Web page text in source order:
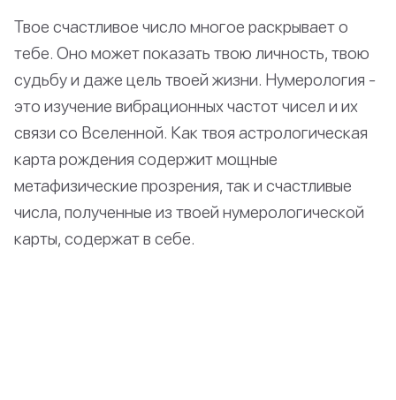
Твое счастливое число многое раскрывает о
тебе. Оно может показать твою личность, твою
судьбу и даже цель твоей жизни. Нумерология -
это изучение вибрационных частот чисел и их
связи со Вселенной. Как твоя астрологическая
карта рождения содержит мощные
метафизические прозрения, так и счастливые
числа, полученные из твоей нумерологической
карты, содержат в себе.